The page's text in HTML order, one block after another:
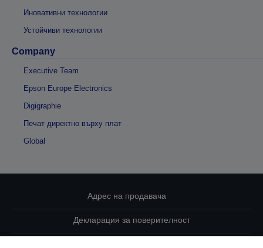
Иновативни технологии
Устойчиви технологии
Company
Executive Team
Epson Europe Electronics
Digigraphie
Печат директно върху плат
Global
Адрес на продавача
Декларация за поверителност